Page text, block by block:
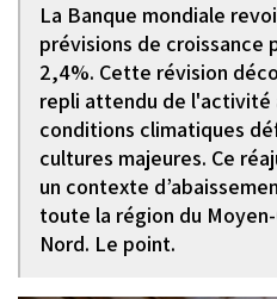
La Banque mondiale
prévisions de croissance
2,4%. Cette révision
repli attendu de l'activité
conditions climatiques
cultures majeures. Ce
un contexte
toute la région du
Nord. Le point.